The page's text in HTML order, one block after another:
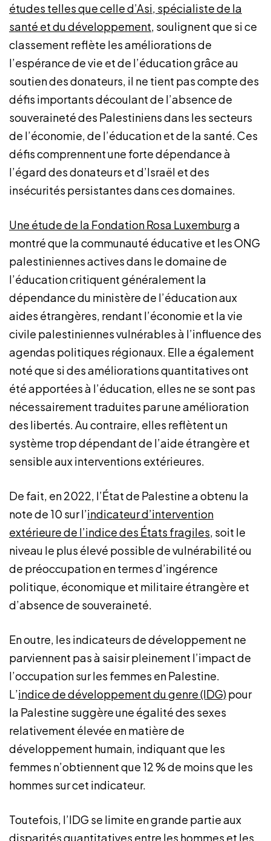
études telles que celle d’Asi, spécialiste de la
santé et du développement, soulignent que si ce
classement reflète les améliorations de
l’espérance de vie et de l’éducation grâce au
soutien des donateurs, il ne tient pas compte des
défis importants découlant de l’absence de
souveraineté des Palestiniens dans les secteurs
de l’économie, de l’éducation et de la santé. Ces
défis comprennent une forte dépendance à
l’égard des donateurs et d’Israël et des
insécurités persistantes dans ces domaines.
Une étude de la Fondation Rosa Luxemburga
montré que la communauté éducative et les ONG
palestiniennes actives dans le domaine de
l’éducation critiquent généralement la
dépendance du ministère de l’éducation aux
aides étrangères, rendant l’économie et la vie
civile palestiniennes vulnérables à l’influence des
agendas politiques régionaux. Elle a également
noté que si des améliorations quantitatives ont
été apportées à l’éducation, elles ne se sont pas
nécessairement traduites par une amélioration
des libertés. Au contraire, elles reflètent un
système trop dépendant de l’aide étrangère et
sensible aux interventions extérieures.
De fait, en 2022, l’État de Palestine a obtenu la
note de 10 sur l’indicateur d’intervention
extérieure de l’indice des États fragiles, soit le
niveau le plus élevé possible de vulnérabilité ou
de préoccupation en termes d’ingérence
politique, économique et militaire étrangère et
d’absence de souveraineté.
En outre, les indicateurs de développement ne
parviennent pas à saisir pleinement l’impact de
l’occupation sur les femmes en Palestine.
L’indice de développement du genre (IDG) pour
la Palestine suggère une égalité des sexes
relativement élevée en matière de
développement humain, indiquant que les
femmes n’obtiennent que 12 % de moins que les
hommes sur cet indicateur.
Toutefois, l’IDG se limite en grande partie aux
disparités quantitatives entre les hommes et les